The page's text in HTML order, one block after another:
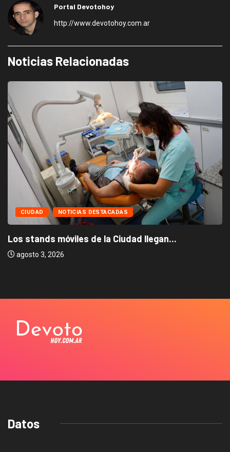
Portal Devotohoy
http://www.devotohoy.com.ar
Noticias Relacionadas
CIUDAD NOTICIAS DESTACADAS
Los stands móviles de la Ciudad llegan...
agosto 3, 2026
Datos